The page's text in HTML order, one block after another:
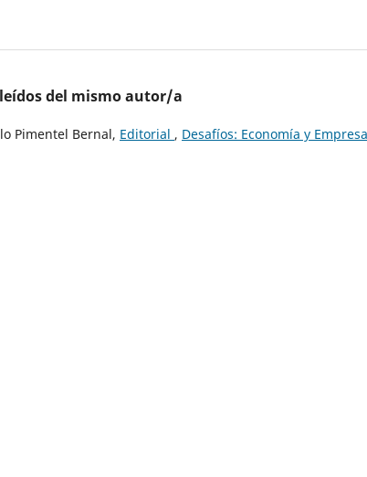
del mismo autor/a
Pimentel Bernal, Editorial , Desafíos: Economía y